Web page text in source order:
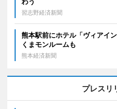
習志野経済新聞
熊本駅前にホテル「ヴィアイ
くまモンルームも
熊本経済新聞
プレスリ